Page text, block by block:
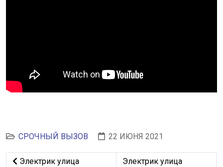
СРОЧНЫЙ ВЫЗОВ 22 ИЮНЯ 2021
Предыдущий: Электрик улица Марьевская Минск
Электрик улица
Следующий: Электрик
Электрик улица